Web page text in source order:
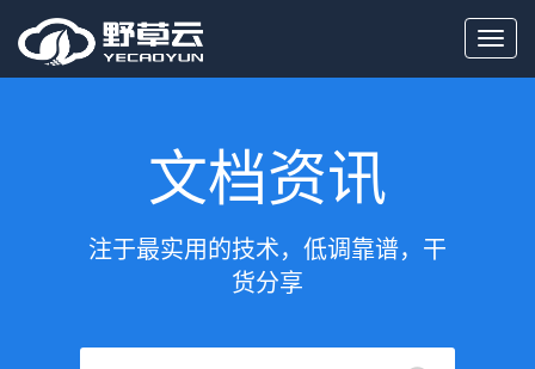
文档资讯
注于最实用的技术，低调靠谱，干
货分享